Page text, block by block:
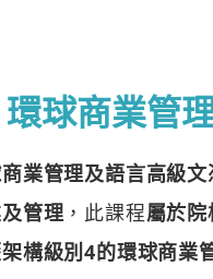
球商業管
業管理及語言高級文
管理，此課程屬於
構級別4的環球商業